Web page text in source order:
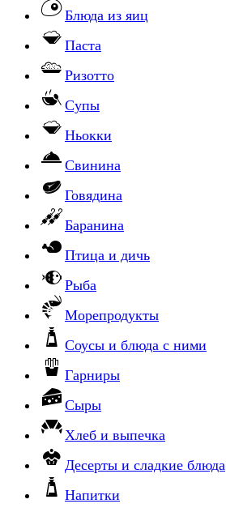
Блюда из яиц
Паста
Ризотто
Супы
Ньокки
Свинина
Говядина
Баранина
Птица и дичь
Рыба
Морепродукты
Соусы и блюда с ними
Гарниры
Сыры
Хлеб и выпечка
Десерты и сладкие блюда
Напитки